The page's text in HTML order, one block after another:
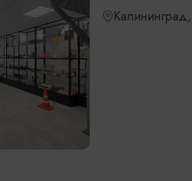
Калининград,